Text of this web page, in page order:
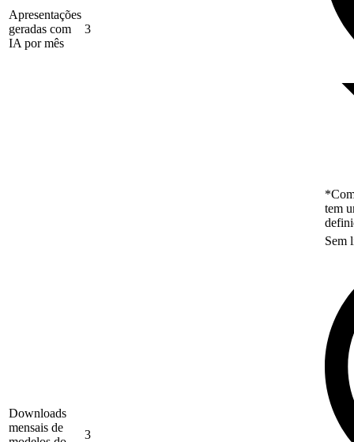
Apresentações
geradas com
IA por mês
3
tem
Downloads
mensais de
3
Sem